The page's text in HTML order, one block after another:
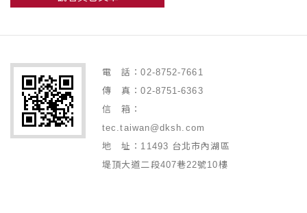
電 話：02-8752-7661
傳 真：02-8751-6363
信 箱：
tec.taiwan@dksh.com
地 址：11493 台北市內湖區
堤頂大道二段407巷22號10樓